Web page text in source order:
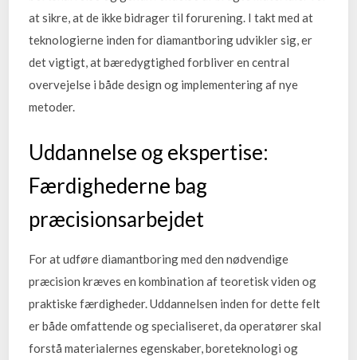
at sikre, at de ikke bidrager til forurening. I takt med at
teknologierne inden for diamantboring udvikler sig, er
det vigtigt, at bæredygtighed forbliver en central
overvejelse i både design og implementering af nye
metoder.
Uddannelse og ekspertise:
Færdighederne bag
præcisionsarbejdet
For at udføre diamantboring med den nødvendige
præcision kræves en kombination af teoretisk viden og
praktiske færdigheder. Uddannelsen inden for dette felt
er både omfattende og specialiseret, da operatører skal
forstå materialernes egenskaber, boreteknologi og